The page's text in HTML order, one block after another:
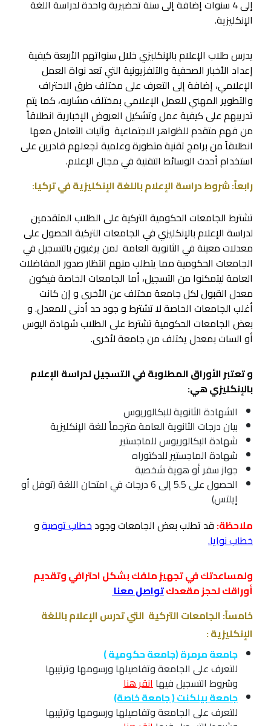
إلى 4 سنوات إضافة إلى سنة تحضيرية واحدة لدراسة اللغة
الإنكليزية.
يدرس طلاب الإعلام بالإنكليزي خلال سنواتهم الأربعة كيفية
إعداد الأخبار الصحفية والتلفزيونية التي تعد نواة العمل
الإعلامي، إضافة إلى التعرف على مختلف طرق الاحتراف
والتطوير المهني للعمل الإعلامي بمختلف مشاربه، كما يتم
تدريبهم على كيفية عمل وتشكيل العروض الإخبارية انطلاقاً
من فهم متقدم للظواهر الاجتماعية وآليات التعامل معها
انطلاقاً من برامج تقنية متطورة وعلمية تجعلهم قادرين على
استخدام أحدث الوسائط التقنية في مجال الإعلام.
رابعاً: شروط دراسة الإعلام باللغة الإنكليزية في تركيا:
تشترط الجامعات الحكومية التركية على الطلاب المتقدمين
لدراسة الإعلام بالإنكليزي في الجامعات التركية الحصول على
معدلات معينة في الثانوية العامة لمن يرغبون بالتسجيل في
الجامعات الحكومية مما يتطلب منهم انتظار صدور المفاضلات
العامة ليتمكنوا من التسجيل، أما الجامعات الخاصة فيكون
معدل القبول لكل جامعة مختلف عن الأخرى و إن كانت
أغلب الجامعات الخاصة لا تشترط و جود حد أدنى للمعدل. و
بعض الجامعات الحكومية تشترط على الطلاب شهادة اليوس
أو السات بمعدل يختلف من جامعة لأخرى.
و تعتبر الأوراق المطلوبة في التسجيل لدراسة الإعلام
بالإنكليزي هي:
الشهادة الثانوية للبكالوريوس
بيان درجات الثانوية العامة مترجماً للغة الإنكليزية
شهادة البكالوريوس للماجستير
شهادة الماجستير للدكتوراه
جواز سفر أو هوية شخصية
الحصول على 5.5 إلى 6 درجات في امتحان اللغة (توفل أو
إيلتس)
ملاحظة: قد تطلب بعض الجامعات وجودخطاب توصيةو
خطاب نوايا.
ولمساعدتك في تجهيز ملفك بشكل احترافي وتقديم
أوراقك لحجز مقعدكتواصل معنا
خامساً: الجامعات التركية التي تدرس الإعلام باللغة
الإنكليزية :
جامعة مرمرة (جامعة حكومية )
للتعرف على الجامعة وتفاصيلها ورسومها وترتيبها
وشروط التسجيل فيهاانقر هنا
جامعة بيلكنت ( جامعة خاصة)
للتعرف على الجامعة وتفاصيلها ورسومها وترتيبها